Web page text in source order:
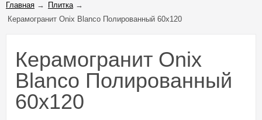
Главная → Плитка→
Керамогранит Onix Blanco Полированный 60x120
Керамогранит Onix
Blanco Полированный
60x120